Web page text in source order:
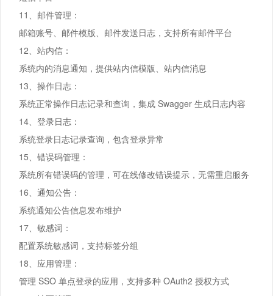
11、邮件管理：
邮箱账号、邮件模版、邮件发送日志，支持所有邮件平台
12、站内信：
系统内的消息通知，提供站内信模版、站内信消息
13、操作日志：
系统正常操作日志记录和查询，集成 Swagger 生成日志内容
14、登录日志：
系统登录日志记录查询，包含登录异常
15、错误码管理：
系统所有错误码的管理，可在线修改错误提示，无需重启服务
16、通知公告：
系统通知公告信息发布维护
17、敏感词：
配置系统敏感词，支持标签分组
18、应用管理：
管理 SSO 单点登录的应用，支持多种 OAuth2 授权方式